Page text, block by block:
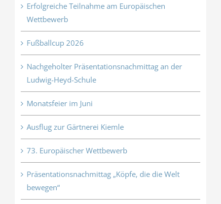
Erfolgreiche Teilnahme am Europäischen
Wettbewerb
Fußballcup 2026
Nachgeholter Präsentationsnachmittag an der
Ludwig-Heyd-Schule
Monatsfeier im Juni
Ausflug zur Gärtnerei Kiemle
73. Europäischer Wettbewerb
Präsentationsnachmittag „Köpfe, die die Welt
bewegen“